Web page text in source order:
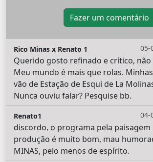
Fazer um comentário
05-
Rico Minas x Renato 1
Querido gosto refinado e crítico, não
Meu mundo é mais que rolas.
vão de Estação de Esqui de La
Nunca ouviu falar? Pesquise bb.
04-
Renato1
discordo, o programa pela paisagem
produção é muito bom, mau
MINAS, pelo menos de espírito.